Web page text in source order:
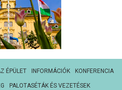
ÉPÜLET INFORMÁCIÓK KONFERENCIA
PALOTASÉTÁK ÉS VEZETÉSEK